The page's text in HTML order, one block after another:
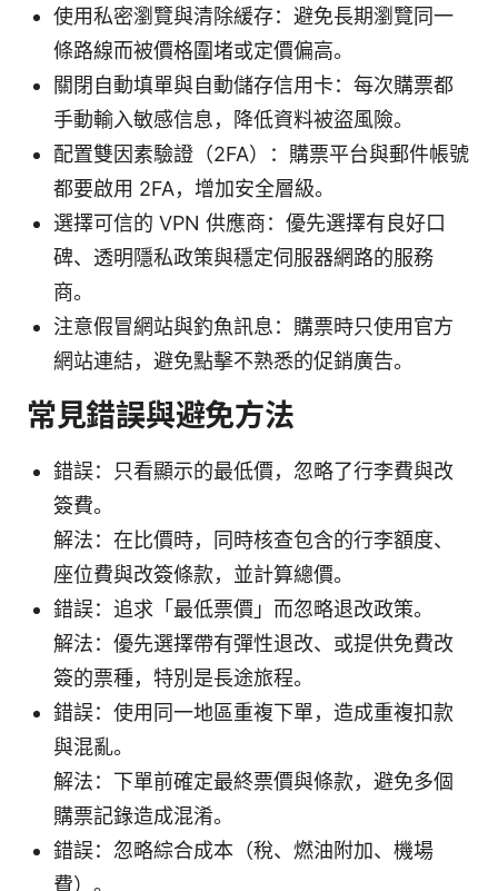
使用私密瀏覽與清除緩存：避免長期瀏覽同一
條路線而被價格圍堵或定價偏高。
關閉自動填單與自動儲存信用卡：每次購票都
手動輸入敏感信息，降低資料被盜風險。
配置雙因素驗證（2FA）：購票平台與郵件帳號
都要啟用 2FA，增加安全層級。
選擇可信的 VPN 供應商：優先選擇有良好口
碑、透明隱私政策與穩定伺服器網路的服務
商。
注意假冒網站與釣魚訊息：購票時只使用官方
網站連結，避免點擊不熟悉的促銷廣告。
常見錯誤與避免方法
錯誤：只看顯示的最低價，忽略了行李費與改
簽費。
解法：在比價時，同時核查包含的行李額度、
座位費與改簽條款，並計算總價。
錯誤：追求「最低票價」而忽略退改政策。
解法：優先選擇帶有彈性退改、或提供免費改
簽的票種，特別是長途旅程。
錯誤：使用同一地區重複下單，造成重複扣款
與混亂。
解法：下單前確定最終票價與條款，避免多個
購票記錄造成混淆。
錯誤：忽略綜合成本（稅、燃油附加、機場
費）。